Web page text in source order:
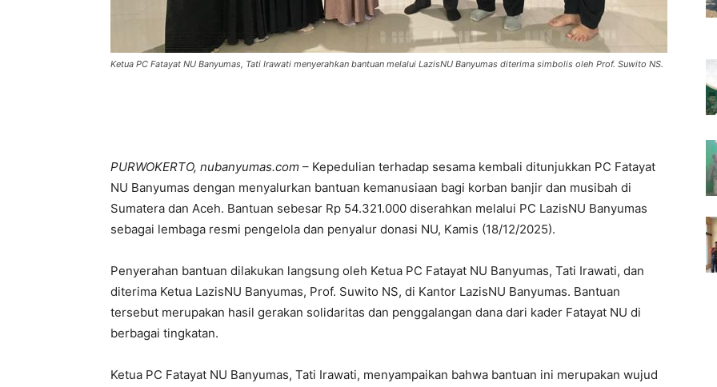
Ketua PC Fatayat NU Banyumas, Tati Irawati menyerahkan bantuan melalui LazisNU Banyumas diterima simbolis oleh Prof. Suwito NS.
PURWOKERTO, nubanyumas.com – Kepedulian terhadap sesama kembali ditunjukkan PC Fatayat
NU Banyumas dengan menyalurkan bantuan kemanusiaan bagi korban banjir dan musibah di
Sumatera dan Aceh. Bantuan sebesar Rp 54.321.000 diserahkan melalui PC LazisNU Banyumas
sebagai lembaga resmi pengelola dan penyalur donasi NU, Kamis (18/12/2025).
Penyerahan bantuan dilakukan langsung oleh Ketua PC Fatayat NU Banyumas, Tati Irawati, dan
diterima Ketua LazisNU Banyumas, Prof. Suwito NS, di Kantor LazisNU Banyumas. Bantuan
tersebut merupakan hasil gerakan solidaritas dan penggalangan dana dari kader Fatayat NU di
berbagai tingkatan.
Ketua PC Fatayat NU Banyumas, Tati Irawati, menyampaikan bahwa bantuan ini merupakan wujud